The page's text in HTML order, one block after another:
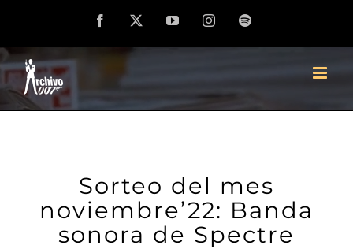
contenido
Facebook YouTubeInstagramSpotify
Sorteo del mes
noviembre’22: Banda
sonora de Spectre